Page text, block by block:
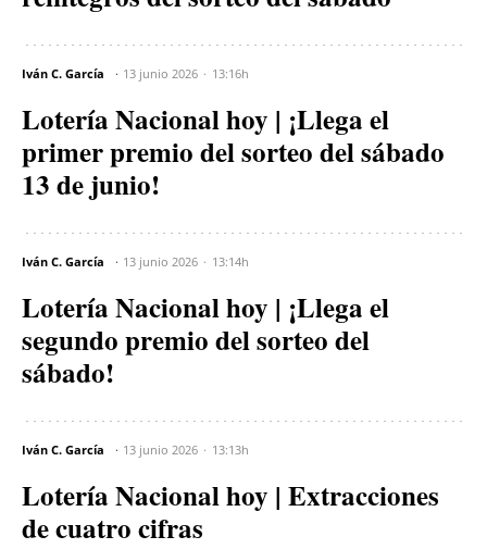
Iván C. García 13 junio 2026 13:16h
Lotería Nacional hoy | ¡Llega el
primer premio del sorteo del sábado
13 de junio!
Iván C. García 13 junio 2026 13:14h
Lotería Nacional hoy | ¡Llega el
segundo premio del sorteo del
sábado!
Iván C. García 13 junio 2026 13:13h
Lotería Nacional hoy | Extracciones
de cuatro cifras